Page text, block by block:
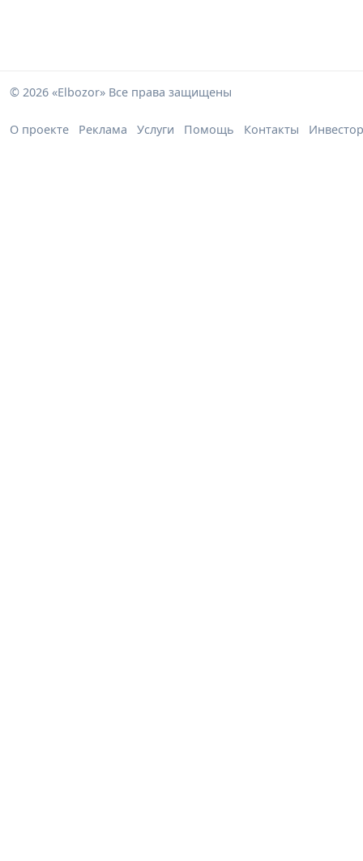
© 2026 «Elbozor» Все права защищены
О проекте Реклама Услуги Помощь Контакты